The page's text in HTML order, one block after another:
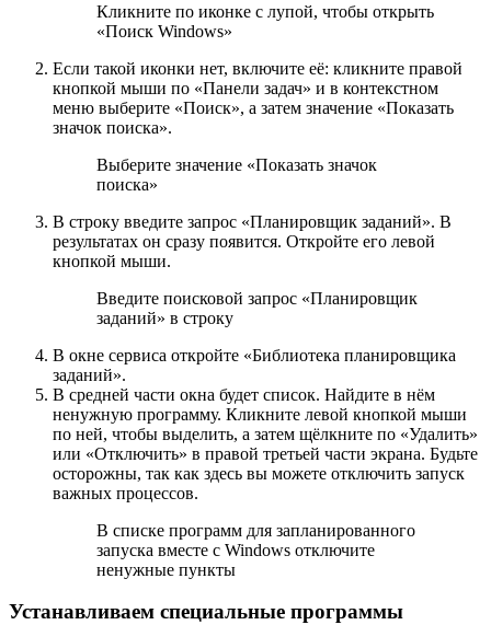
Кликните по иконке с лупой, чтобы открыть
«Поиск Windows»
Если такой иконки нет, включите её: кликните правой
кнопкой мыши по «Панели задач» и в контекстном
меню выберите «Поиск», а затем значение «Показать
значок поиска».
Выберите значение «Показать значок
поиска»
В строку введите запрос «Планировщик заданий». В
результатах он сразу появится. Откройте его левой
кнопкой мыши.
Введите поисковой запрос «Планировщик
заданий» в строку
В окне сервиса откройте «Библиотека планировщика
заданий».
В средней части окна будет список. Найдите в нём
ненужную программу. Кликните левой кнопкой мыши
по ней, чтобы выделить, а затем щёлкните по «Удалить»
или «Отключить» в правой третьей части экрана. Будьте
осторожны, так как здесь вы можете отключить запуск
важных процессов.
В списке программ для запланированного
запуска вместе с Windows отключите
ненужные пункты
Устанавливаем специальные программы